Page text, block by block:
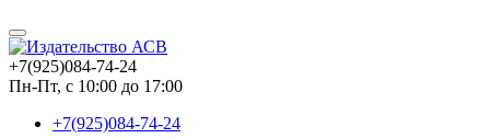
+7(925)084-74-24
Пн-Пт, с 10:00 до 17:00
+7(925)084-74-24